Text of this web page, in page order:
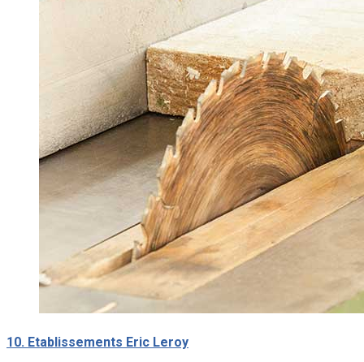
10. Etablissements Eric Leroy